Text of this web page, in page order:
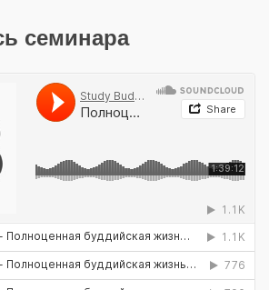
семинара